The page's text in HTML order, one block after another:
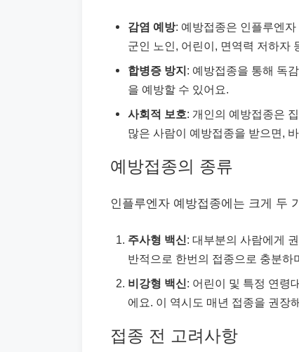
감염 예방: 예방접종은 인플루엔
군인 노인, 어린이, 면역력 저하자
합병증 방지: 예방접종을 통해 독
을 예방할 수 있어요.
사회적 보호: 개인의 예방접종은
많은 사람이 예방접종을 받으면,
예방접종의 종류
인플루엔자 예방접종에는 크게 두
주사형 백신: 대부분의 사람에게
반적으로 한번의 접종으로 충분하
비강형 백신: 어린이 및 특정 연령
에요. 이 역시도 매년 접종을 권장
접종 전 고려사항